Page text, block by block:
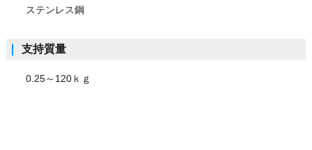
ステンレス鋼
支持質量
0.25～120ｋｇ